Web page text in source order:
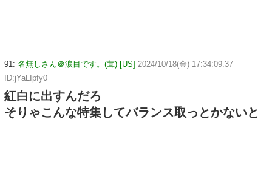
91: 名無しさん＠涙目です。(茸) [US] 2024/10/18(金) 17:34:09.37
ID:jYaLIpfy0
紅白に出すんだろ
そりゃこんな特集してバランス取っとかないと